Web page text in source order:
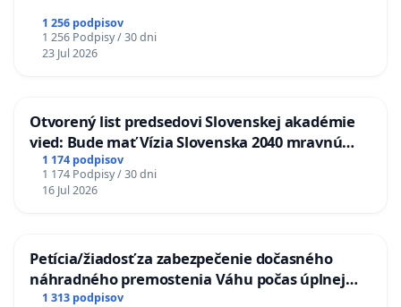
1 256 podpisov
1 256 Podpisy / 30 dni
23 Jul 2026
Otvorený list predsedovi Slovenskej akadémie
vied: Bude mať Vízia Slovenska 2040 mravnú
chrbticu?
1 174 podpisov
1 174 Podpisy / 30 dni
16 Jul 2026
Petícia/žiadosť za zabezpečenie dočasného
náhradného premostenia Váhu počas úplnej
uzávery Vážskeho mosta v Komárne
1 313 podpisov